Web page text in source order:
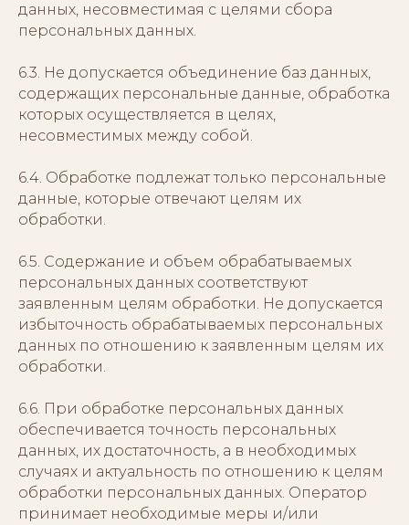
данных, несовместимая с целями сбора
персональных данных.
6.3. Не допускается объединение баз данных,
содержащих персональные данные, обработка
которых осуществляется в целях,
несовместимых между собой.
6.4. Обработке подлежат только персональные
данные, которые отвечают целям их
обработки.
6.5. Содержание и объем обрабатываемых
персональных данных соответствуют
заявленным целям обработки. Не допускается
избыточность обрабатываемых персональных
данных по отношению к заявленным целям их
обработки.
6.6. При обработке персональных данных
обеспечивается точность персональных
данных, их достаточность, а в необходимых
случаях и актуальность по отношению к целям
обработки персональных данных. Оператор
принимает необходимые меры и/или